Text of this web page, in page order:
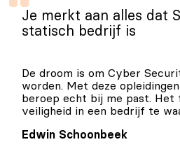
Je merkt aan alles dat
statisch bedrijf is
De droom is om Cyber
worden. Met deze
beroep echt bij me past. Het
veiligheid in een bedrijf te
digitale uitdagingen.
Edwin Schoonbeek